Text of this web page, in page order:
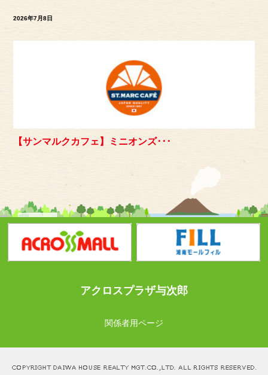
2026年7月8日
【サンマルクカフェ】ミニオンズ･･･
アクロスプラザ与次郎
関係者用ページ